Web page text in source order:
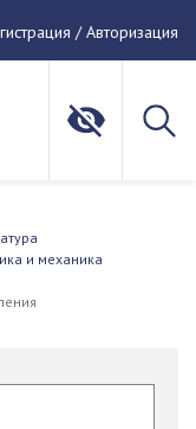
/ Авторизация
и механика